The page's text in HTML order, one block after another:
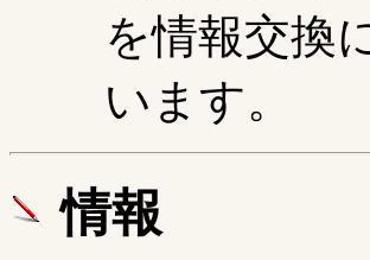
を情報交換
います。
情報